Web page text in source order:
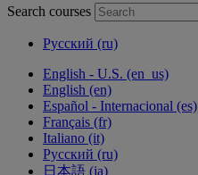
Search courses
Русский ‎(ru)‎
English - U.S. ‎(en_us)‎
English ‎(en)‎
Español - Internacional ‎(es)‎
Français ‎(fr)‎
Italiano ‎(it)‎
Русский ‎(ru)‎
日本語 ‎(ja)‎